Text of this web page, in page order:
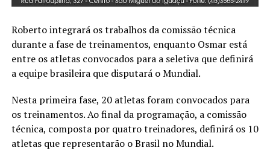
Roberto integrará os trabalhos da comissão técnica
durante a fase de treinamentos, enquanto Osmar está
entre os atletas convocados para a seletiva que definirá
a equipe brasileira que disputará o Mundial.
Nesta primeira fase, 20 atletas foram convocados para
os treinamentos. Ao final da programação, a comissão
técnica, composta por quatro treinadores, definirá os 10
atletas que representarão o Brasil no Mundial.